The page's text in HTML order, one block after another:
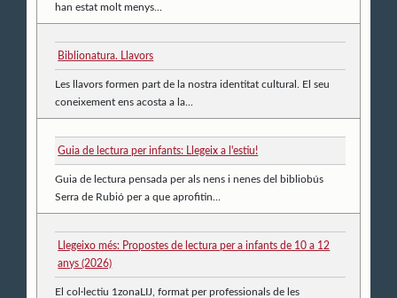
han estat molt menys...
Biblionatura. Llavors
Les llavors formen part de la nostra identitat cultural. El seu
coneixement ens acosta a la...
Guia de lectura per infants: Llegeix a l'estiu!
Guia de lectura pensada per als nens i nenes del bibliobús
Serra de Rubió per a que aprofitin...
Llegeixo més: Propostes de lectura per a infants de 10 a 12
anys (2026)
El col·lectiu 1zonaLIJ, format per professionals de les